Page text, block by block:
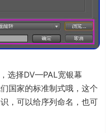
选择DV—PAL宽银幕
国家的标准制式哦，这个
，可以给序列命名，也可